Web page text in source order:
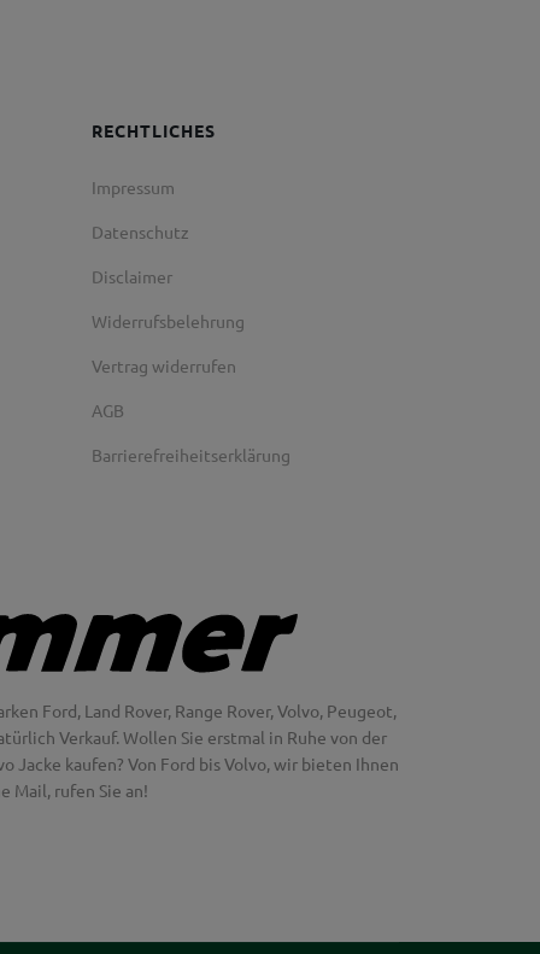
RECHTLICHES
Impressum
Datenschutz
Disclaimer
Widerrufsbelehrung
Vertrag widerrufen
AGB
Barrierefreiheitserklärung
Ford, Land Rover, Range Rover, Volvo, Peugeot,
Verkauf. Wollen Sie erstmal in Ruhe von der
Jacke kaufen? Von Ford bis Volvo, wir bieten Ihnen
Mail, rufen Sie an!